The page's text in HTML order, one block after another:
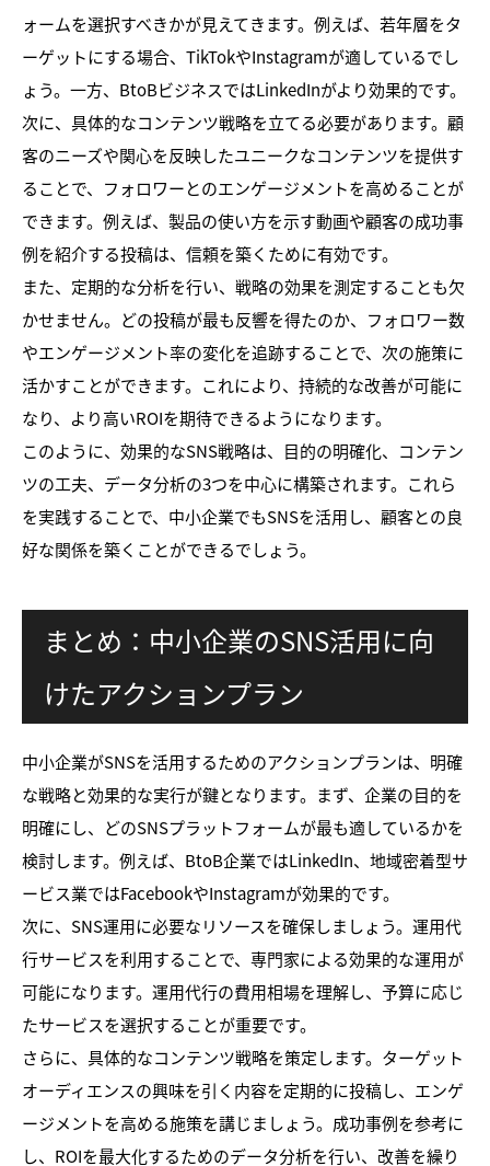
ォームを選択すべきかが見えてきます。例えば、若年層をタ
ーゲットにする場合、TikTokやInstagramが適しているでし
ょう。一方、BtoBビジネスではLinkedInがより効果的です。
次に、具体的なコンテンツ戦略を立てる必要があります。顧
客のニーズや関心を反映したユニークなコンテンツを提供す
ることで、フォロワーとのエンゲージメントを高めることが
できます。例えば、製品の使い方を示す動画や顧客の成功事
例を紹介する投稿は、信頼を築くために有効です。
また、定期的な分析を行い、戦略の効果を測定することも欠
かせません。どの投稿が最も反響を得たのか、フォロワー数
やエンゲージメント率の変化を追跡することで、次の施策に
活かすことができます。これにより、持続的な改善が可能に
なり、より高いROIを期待できるようになります。
このように、効果的なSNS戦略は、目的の明確化、コンテン
ツの工夫、データ分析の3つを中心に構築されます。これら
を実践することで、中小企業でもSNSを活用し、顧客との良
好な関係を築くことができるでしょう。
まとめ：中小企業のSNS活用に向
けたアクションプラン
中小企業がSNSを活用するためのアクションプランは、明確
な戦略と効果的な実行が鍵となります。まず、企業の目的を
明確にし、どのSNSプラットフォームが最も適しているかを
検討します。例えば、BtoB企業ではLinkedIn、地域密着型サ
ービス業ではFacebookやInstagramが効果的です。
次に、SNS運用に必要なリソースを確保しましょう。運用代
行サービスを利用することで、専門家による効果的な運用が
可能になります。運用代行の費用相場を理解し、予算に応じ
たサービスを選択することが重要です。
さらに、具体的なコンテンツ戦略を策定します。ターゲット
オーディエンスの興味を引く内容を定期的に投稿し、エンゲ
ージメントを高める施策を講じましょう。成功事例を参考に
し、ROIを最大化するためのデータ分析を行い、改善を繰り